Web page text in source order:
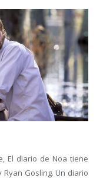
El diario de Noa tiene
Ryan Gosling. Un diario